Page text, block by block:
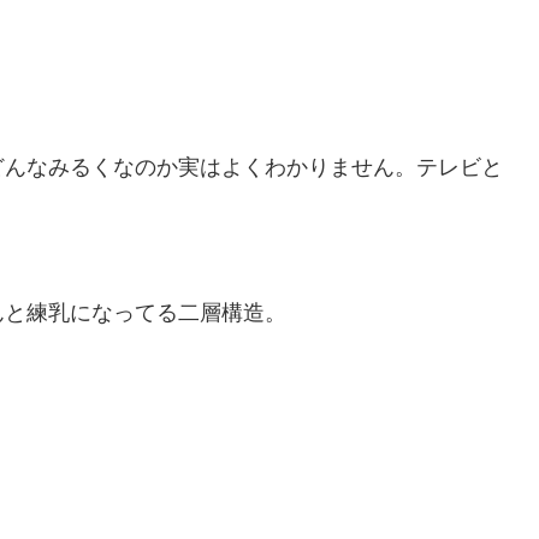
なみるくなのか実はよくわかりません。テレビと
練乳になってる二層構造。